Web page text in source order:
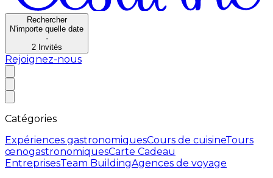
Rechercher
N'importe quelle date
·
2 Invités
Rejoignez-nous
Catégories
Expériences gastronomiquesCours de cuisineTours
œnogastronomiquesCarte Cadeau
EntreprisesTeam BuildingAgences de voyage